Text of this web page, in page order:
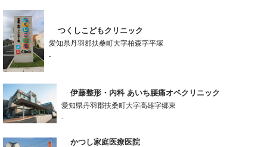
つくしこどもクリニック
愛知県丹羽郡扶桑町大字柏森字平塚
-
伊藤整形・内科 あいち腰痛オペクリニック
愛知県丹羽郡扶桑町大字高雄字郷東
-
かつし家庭医療医院